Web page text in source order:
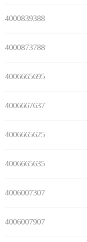
4000839388
4000873788
4006665695
4006667637
4006665625
4006665635
4006007307
4006007907